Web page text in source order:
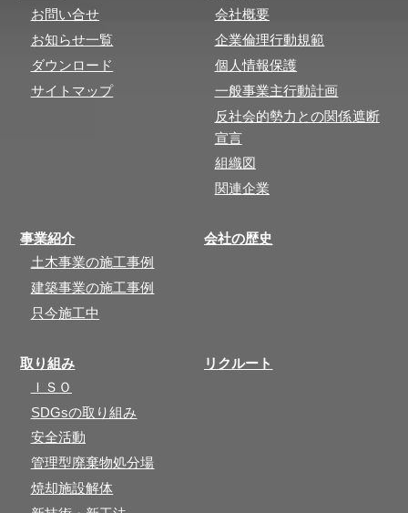
お問い合せ
お知らせ一覧
ダウンロード
サイトマップ
会社概要
企業倫理行動規範
個人情報保護
一般事業主行動計画
反社会的勢力との関係遮断
宣言
組織図
関連企業
事業紹介
土木事業の施工事例
建築事業の施工事例
只今施工中
会社の歴史
取り組み
ＩＳＯ
SDGsの取り組み
安全活動
管理型廃棄物処分場
焼却施設解体
リクルート